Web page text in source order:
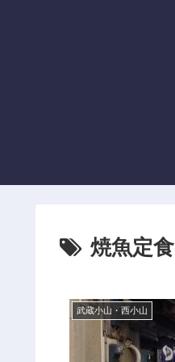
焼魚定食
武蔵小山・西小山